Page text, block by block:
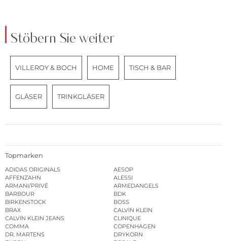
Stöbern Sie weiter
VILLEROY & BOCH HOME TISCH & BAR
GLÄSER TRINKGLÄSER
Topmarken
ADIDAS ORIGINALS
AESOP
AFFENZAHN
ALESSI
ARMANI/PRIVÉ
ARMEDANGELS
BARBOUR
BDK
BIRKENSTOCK
BOSS
BRAX
CALVIN KLEIN
CALVIN KLEIN JEANS
CLINIQUE
COMMA
COPENHAGEN
DR. MARTENS
DRYKORN